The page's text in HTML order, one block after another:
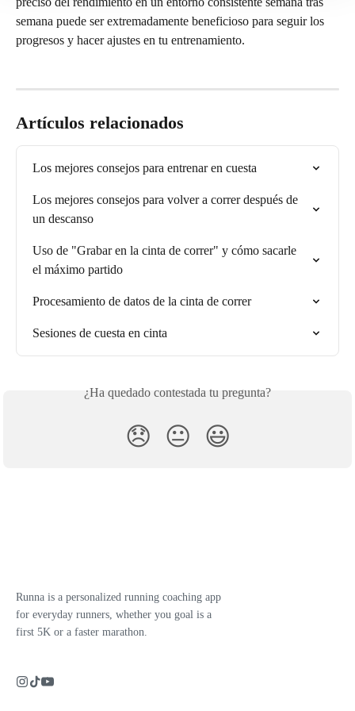
semana puede ser extremadamente beneficioso para seguir los
progresos y hacer ajustes en tu entrenamiento.
Artículos relacionados
Los mejores consejos para entrenar en cuesta
Los mejores consejos para volver a correr después de
un descanso
Uso de "Grabar en la cinta de correr" y cómo sacarle
el máximo partido
Procesamiento de datos de la cinta de correr
Sesiones de cuesta en cinta
¿Ha quedado contestada tu pregunta?
😞 😐 😃
Runna is a personalized running coaching app
for everyday runners, whether you goal is a
first 5K or a faster marathon.